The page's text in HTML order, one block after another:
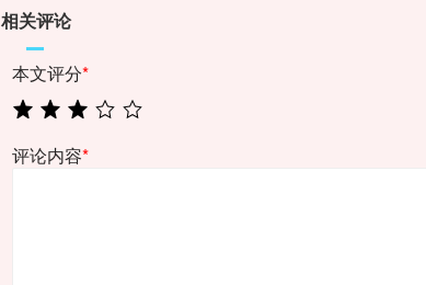
相关评论
本文评分*
评论内容*